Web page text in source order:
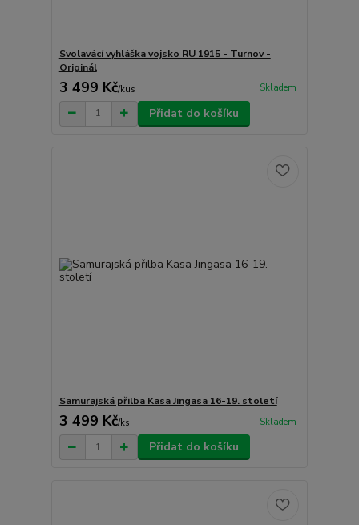
Svolavácí vyhláška vojsko RU 1915 - Turnov -
Originál
3 499 Kč/kus Skladem
Přidat do košíku
Samurajská přilba Kasa Jingasa 16-19. století
3 499 Kč/ks Skladem
Přidat do košíku